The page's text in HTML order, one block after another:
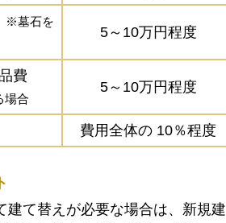
※墓石を
5～10万円程度
費
場合
5～10万円程度
費用全体の 10％程度
建て替えが必要な場合は、新規建